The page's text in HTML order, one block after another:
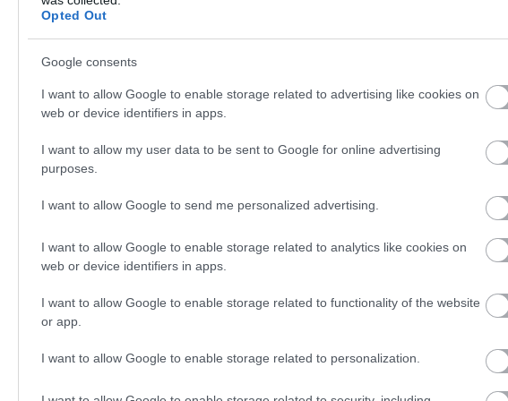
Opted Out
Google consents
I want to allow Google to enable storage related to advertising like cookies on
web or device identifiers in apps.
I want to allow my user data to be sent to Google for online advertising
purposes.
I want to allow Google to send me personalized advertising.
I want to allow Google to enable storage related to analytics like cookies on
web or device identifiers in apps.
I want to allow Google to enable storage related to functionality of the website
or app.
I want to allow Google to enable storage related to personalization.
Copa del Rey Giraglia Hooligan
Forma-1-e". A yachtsponsorship.com oldal készítői szerint a
hasonlat erősen sántít, ám a poén kedvéért eljátszottak a
a következő Kupát az…
0